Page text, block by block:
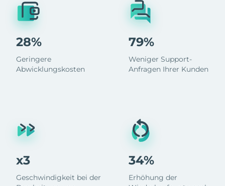
28%
Geringere
Abwicklungskosten
x3
Geschwindigkeit bei der
79%
Weniger Support-
Anfragen Ihrer Kunden
34%
Erhöhung der